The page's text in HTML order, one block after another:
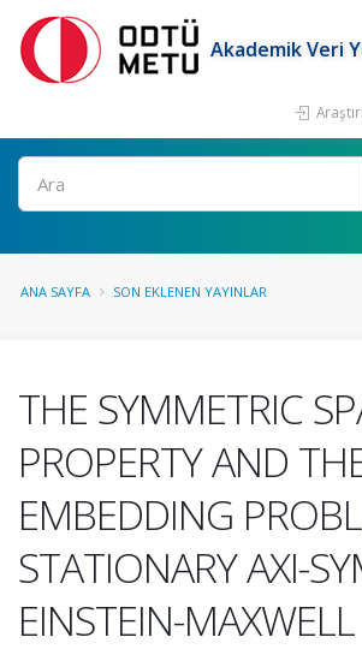
Akademik Veri
Ara
ANA SAYFA SON EKLENEN YAYINLAR
THE SYMMETRIC
PROPERTY AND
EMBEDDING
STATIONARY AXI-
EINSTEIN-